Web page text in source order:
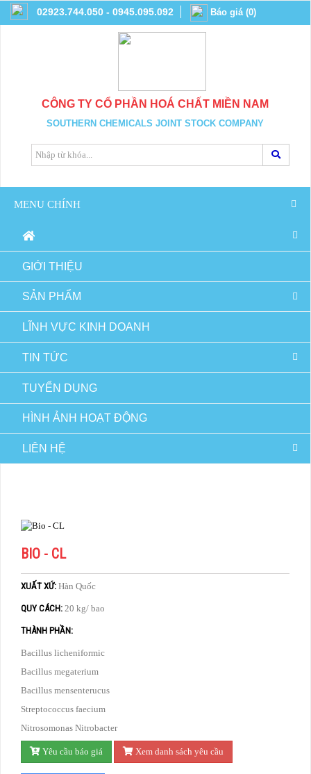
02923.744.050 - 0945.095.092 Báo giá (0)
CÔNG TY CỔ PHẦN HOÁ CHẤT MIỀN NAM
SOUTHERN CHEMICALS JOINT STOCK COMPANY
MENU CHÍNH
GIỚI THIỆU
SẢN PHẨM
LĨNH VỰC KINH DOANH
TIN TỨC
TUYỂN DỤNG
HÌNH ẢNH HOẠT ĐỘNG
LIÊN HỆ
BIO - CL
XUẤT XỨ: Hàn Quốc
QUY CÁCH: 20 kg/ bao
THÀNH PHẦN:
Bacillus licheniformic
Bacillus megaterium
Bacillus mensenterucus
Streptococcus faecium
Nitrosomonas Nitrobacter
Yêu cầu báo giá Xem danh sách yêu cầu